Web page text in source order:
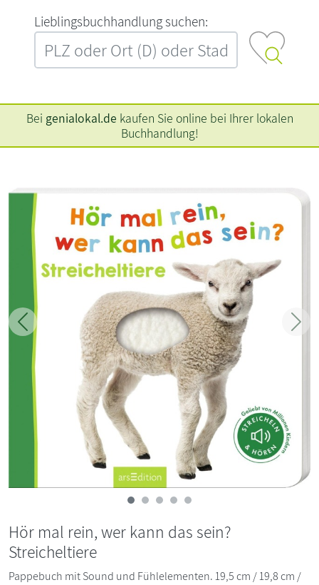
L‍i‍e‍b‍l‍i‍n‍g‍s‍b‍u‍c‍h‍h‍a‍n‍d‍l‍u‍n‍g‍ ‍s‍u‍c‍h‍e‍n‍:‍
Bei genialokal.de kaufen Sie online bei Ihrer lokalen
Buchhandlung!
Zurück
Hör mal rein, wer kann das sein?
Streicheltiere
Pappebuch mit Sound und Fühlelementen. 19,5 cm / 19,8 cm /